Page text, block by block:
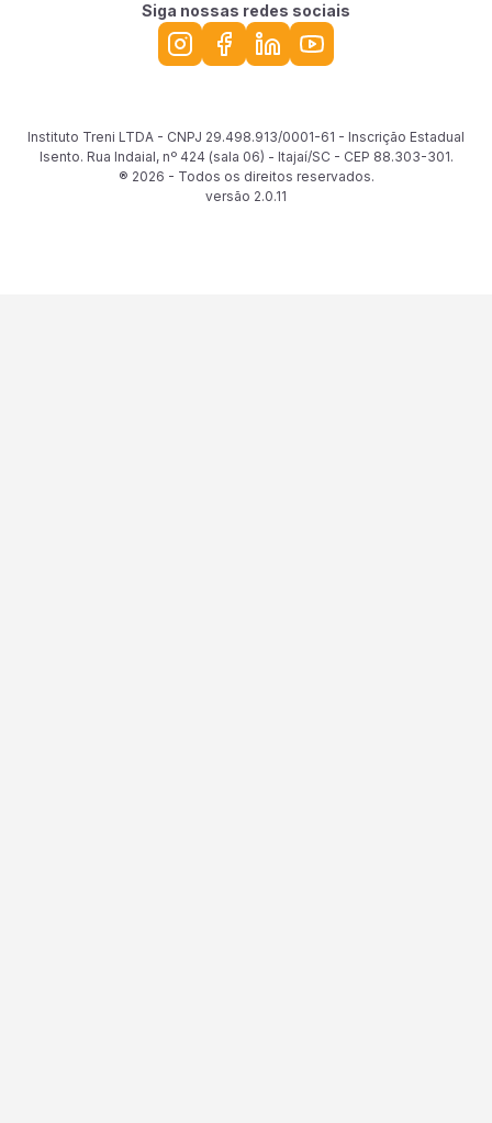
Siga nossas redes sociais
Instituto Treni LTDA - CNPJ 29.498.913/0001-61 - Inscrição Estadual
Isento. Rua Indaial, nº 424 (sala 06) - Itajaí/SC - CEP 88.303-301.
® 2026 - Todos os direitos reservados.
versão 2.0.11